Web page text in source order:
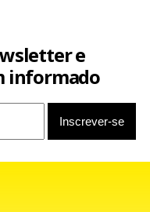
Share
e
informado